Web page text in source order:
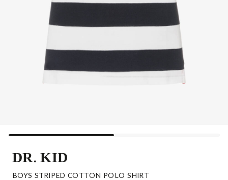
DR. KID
BOYS STRIPED COTTON POLO SHIRT